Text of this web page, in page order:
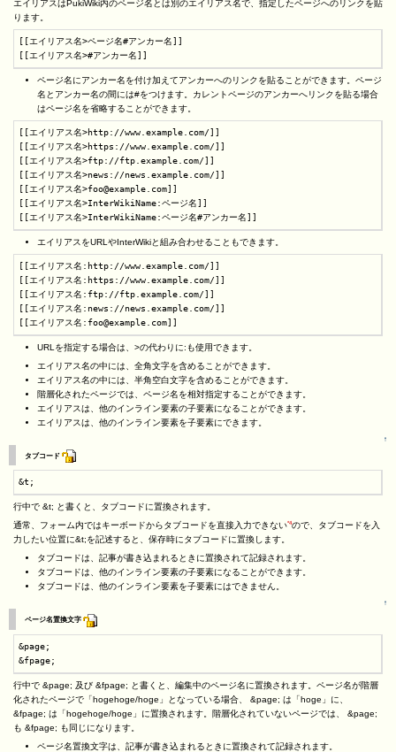
エイリアスはPukiWiki内のページ名とは別のエイリアス名で、指定したページへのリンクを貼
ります。
[[エイリアス名>ページ名#アンカー名]]
[[エイリアス名>#アンカー名]]
ページ名にアンカー名を付け加えてアンカーへのリンクを貼ることができます。ページ
名とアンカー名の間には#をつけます。カレントページのアンカーへリンクを貼る場合
はページ名を省略することができます。
[[エイリアス名>http://www.example.com/]]
[[エイリアス名>https://www.example.com/]]
[[エイリアス名>ftp://ftp.example.com/]]
[[エイリアス名>news://news.example.com/]]
[[エイリアス名>foo@example.com]]
[[エイリアス名>InterWikiName:ページ名]]
[[エイリアス名>InterWikiName:ページ名#アンカー名]]
エイリアスをURLやInterWikiと組み合わせることもできます。
[[エイリアス名:http://www.example.com/]]
[[エイリアス名:https://www.example.com/]]
[[エイリアス名:ftp://ftp.example.com/]]
[[エイリアス名:news://news.example.com/]]
[[エイリアス名:foo@example.com]]
URLを指定する場合は、>の代わりに:も使用できます。
エイリアス名の中には、全角文字を含めることができます。
エイリアス名の中には、半角空白文字を含めることができます。
階層化されたページでは、ページ名を相対指定することができます。
エイリアスは、他のインライン要素の子要素になることができます。
エイリアスは、他のインライン要素を子要素にできます。
↑
タブコード
&t;
行中で &t; と書くと、タブコードに置換されます。
通常、フォーム内ではキーボードからタブコードを直接入力できない*4ので、タブコードを入
力したい位置に&t;を記述すると、保存時にタブコードに置換します。
タブコードは、記事が書き込まれるときに置換されて記録されます。
タブコードは、他のインライン要素の子要素になることができます。
タブコードは、他のインライン要素を子要素にはできません。
↑
ページ名置換文字
&page;
&fpage;
行中で &page; 及び &fpage; と書くと、編集中のページ名に置換されます。ページ名が階層
化されたページで「hogehoge/hoge」となっている場合、 &page; は「hoge」に、
&fpage; は「hogehoge/hoge」に置換されます。階層化されていないページでは、 &page;
も &fpage; も同じになります。
ページ名置換文字は、記事が書き込まれるときに置換されて記録されます。